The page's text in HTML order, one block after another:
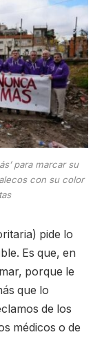
para marcar su
con su color
pide lo
Es que, en
porque le
que lo
de los
médicos o de